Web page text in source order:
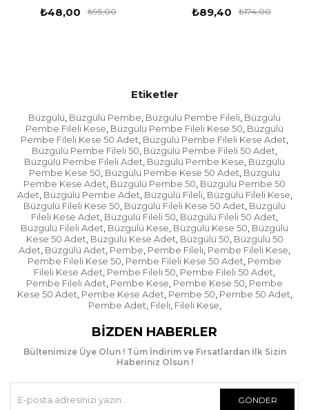
₺48,00 ₺95,00 ₺89,40 ₺174,00
Etiketler
Büzgülü, Büzgülü Pembe, Büzgülü Pembe Fileli, Büzgülü
Pembe Fileli Kese, Büzgülü Pembe Fileli Kese 50, Büzgülü
Pembe Fileli Kese 50 Adet, Büzgülü Pembe Fileli Kese Adet,
Büzgülü Pembe Fileli 50, Büzgülü Pembe Fileli 50 Adet,
Büzgülü Pembe Fileli Adet, Büzgülü Pembe Kese, Büzgülü
Pembe Kese 50, Büzgülü Pembe Kese 50 Adet, Büzgülü
Pembe Kese Adet, Büzgülü Pembe 50, Büzgülü Pembe 50
Adet, Büzgülü Pembe Adet, Büzgülü Fileli, Büzgülü Fileli Kese,
Büzgülü Fileli Kese 50, Büzgülü Fileli Kese 50 Adet, Büzgülü
Fileli Kese Adet, Büzgülü Fileli 50, Büzgülü Fileli 50 Adet,
Büzgülü Fileli Adet, Büzgülü Kese, Büzgülü Kese 50, Büzgülü
Kese 50 Adet, Büzgülü Kese Adet, Büzgülü 50, Büzgülü 50
Adet, Büzgülü Adet, Pembe, Pembe Fileli, Pembe Fileli Kese,
Pembe Fileli Kese 50, Pembe Fileli Kese 50 Adet, Pembe
Fileli Kese Adet, Pembe Fileli 50, Pembe Fileli 50 Adet,
Pembe Fileli Adet, Pembe Kese, Pembe Kese 50, Pembe
Kese 50 Adet, Pembe Kese Adet, Pembe 50, Pembe 50 Adet,
Pembe Adet, Fileli, Fileli Kese,
BIZDEN HABERLER
Bültenimize Üye Olun ! Tüm İndirim ve Fırsatlardan İlk Sizin
Haberiniz Olsun !
GÖNDER